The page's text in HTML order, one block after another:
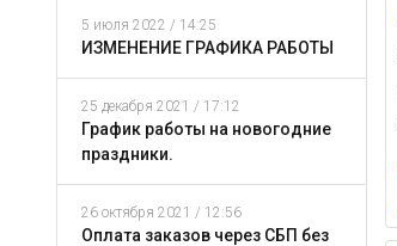
5 июля 2022 / 14:25
ИЗМЕНЕНИЕ ГРАФИКА РАБОТЫ
25 декабря 2021 / 17:12
График работы на новогодние
праздники.
26 октября 2021 / 12:56
Оплата заказов через СБП без